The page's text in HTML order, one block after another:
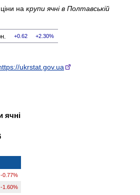
на крупи ячні в Полтавській
0.62 2.30%
ukrstat.gov.ua
ячні
-0.77%
-1.60%